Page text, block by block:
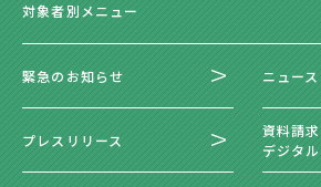
対象者別メニュー
緊急のお知らせ ニュース
プレスリリース
資料請求
デジタ